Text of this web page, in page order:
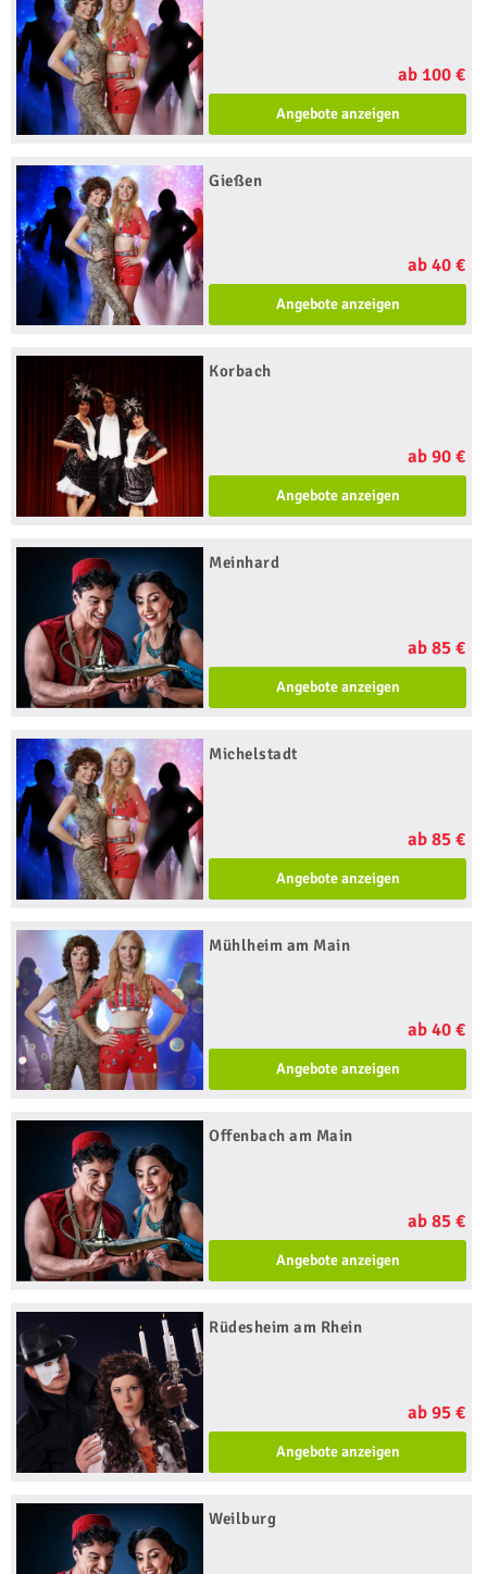
ab 100 €
Angebote anzeigen
Gießen
ab 40 €
Angebote anzeigen
Korbach
ab 90 €
Angebote anzeigen
Meinhard
ab 85 €
Angebote anzeigen
Michelstadt
ab 85 €
Angebote anzeigen
Mühlheim am Main
ab 40 €
Angebote anzeigen
Offenbach am Main
ab 85 €
Angebote anzeigen
Rüdesheim am Rhein
ab 95 €
Angebote anzeigen
Weilburg